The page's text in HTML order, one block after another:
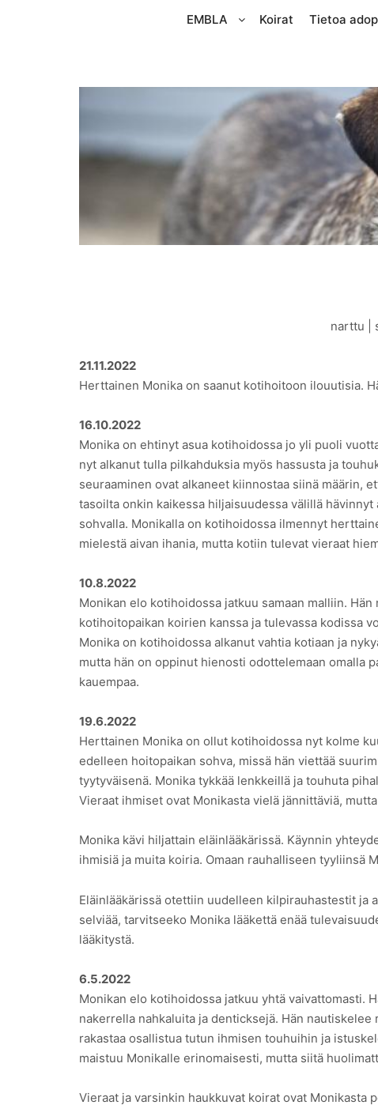
EMBLA Koirat Tietoa
narttu |
21.11.2022
Herttainen Monika on saanut kotihoitoon ilouutisia.
16.10.2022
Monika on ehtinyt asua kotihoidossa jo yli puoli
nyt alkanut tulla pilkahduksia myös hassusta ja
seuraaminen ovat alkaneet kiinnostaa siinä määrin,
tasoilta onkin kaikessa hiljaisuudessa välillä
sohvalla. Monikalla on kotihoidossa ilmennyt
mielestä aivan ihania, mutta kotiin tulevat vieraat
10.8.2022
Monikan elo kotihoidossa jatkuu samaan malliin.
kotihoitopaikan koirien kanssa ja tulevassa kodissa
Monika on kotihoidossa alkanut vahtia kotiaan ja
mutta hän on oppinut hienosti odottelemaan omalla
kauempaa.
19.6.2022
Herttainen Monika on ollut kotihoidossa nyt kolme
edelleen hoitopaikan sohva, missä hän viettää
tyytyväisenä. Monika tykkää lenkkeillä ja touhuta
Vieraat ihmiset ovat Monikasta vielä jännittäviä,
Monika kävi hiljattain eläinlääkärissä. Käynnin
ihmisiä ja muita koiria. Omaan rauhalliseen tyyliinsä
Eläinlääkärissä otettiin uudelleen kilpirauhastestit ja
selviää, tarvitseeko Monika lääkettä enää
lääkitystä.
6.5.2022
Monikan elo kotihoidossa jatkuu yhtä vaivattomasti.
nakerrella nahkaluita ja denticksejä. Hän
rakastaa osallistua tutun ihmisen touhuihin ja
maistuu Monikalle erinomaisesti, mutta siitä
Vieraat ja varsinkin haukkuvat koirat ovat Monikasta